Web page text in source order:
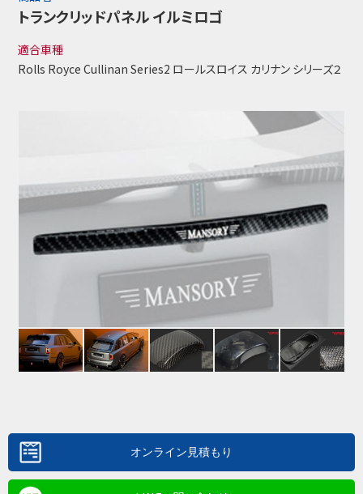
トランクリッドパネル イルミロゴ
適合車種
Rolls Royce Cullinan Series2 ロールスロイス カリナン シリーズ２